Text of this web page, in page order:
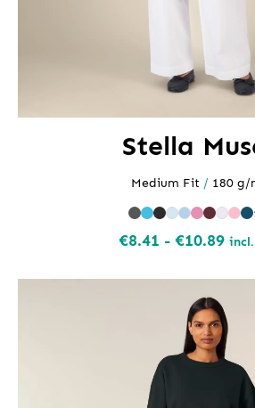
Stella
Medium Fit / 180 g/
€8.41 - €10.89